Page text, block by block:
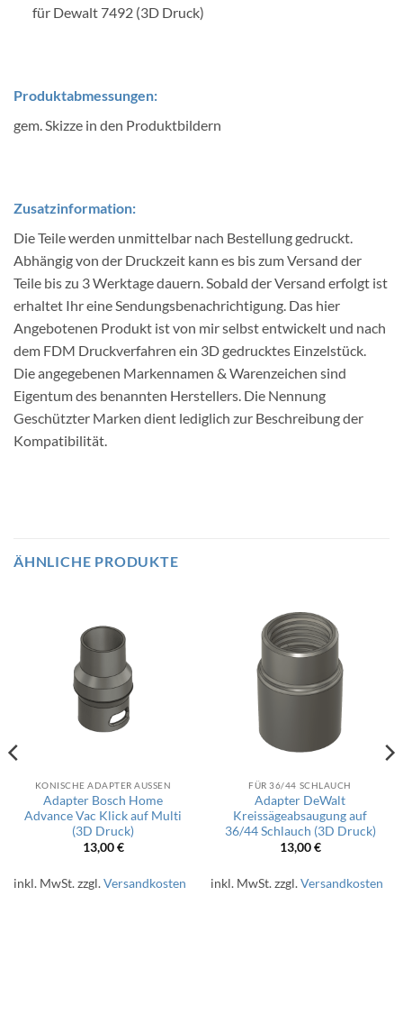
für Dewalt 7492 (3D Druck)
Produktabmessungen:
gem. Skizze in den Produktbildern
Zusatzinformation:
Die Teile werden unmittelbar nach Bestellung gedruckt.
Abhängig von der Druckzeit kann es bis zum Versand der
Teile bis zu 3 Werktage dauern. Sobald der Versand erfolgt ist
erhaltet Ihr eine Sendungsbenachrichtigung. Das hier
Angebotenen Produkt ist von mir selbst entwickelt und nach
dem FDM Druckverfahren ein 3D gedrucktes Einzelstück.
Die angegebenen Markennamen & Warenzeichen sind
Eigentum des benannten Herstellers. Die Nennung
Geschützter Marken dient lediglich zur Beschreibung der
Kompatibilität.
ÄHNLICHE PRODUKTE
KONISCHE ADAPTER AUSSEN
Adapter Bosch Home
Advance Vac Klick auf Multi
(3D Druck)
13,00€
inkl. MwSt.zzgl.Versandkosten
FÜR 36/44 SCHLAUCH
Adapter DeWalt
Kreissägeabsaugung auf
36/44 Schlauch (3D Druck)
13,00€
inkl. MwSt.zzgl.Versandkosten